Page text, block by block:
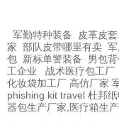
军勤特种装备 皮革皮套
家 部队皮带哪里有卖
包 新标单警装备 男包
工企业
战术医疗包工厂
化妆袋加工厂 高仿厂家
phishing kit travel 杜邦
器包生产厂家,医疗箱生